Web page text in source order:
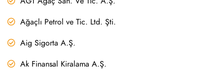
Ağaçlı Petrol ve Tic. Ltd. Şti.
Aig Sigorta A.Ş.
Ak Finansal Kiralama A.Ş.